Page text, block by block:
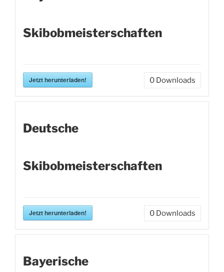
Skibobmeisterschaften
Jetzt herunterladen! 0 Downloads
Deutsche
Skibobmeisterschaften
Jetzt herunterladen! 0 Downloads
Bayerische